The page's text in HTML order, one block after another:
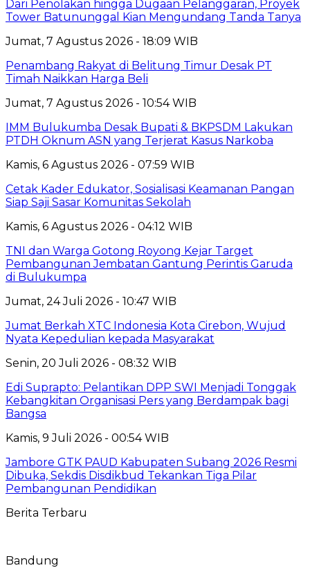
Dari Penolakan hingga Dugaan Pelanggaran, Proyek
Tower Batununggal Kian Mengundang Tanda Tanya
Jumat, 7 Agustus 2026 - 18:09 WIB
Penambang Rakyat di Belitung Timur Desak PT
Timah Naikkan Harga Beli
Jumat, 7 Agustus 2026 - 10:54 WIB
IMM Bulukumba Desak Bupati & BKPSDM Lakukan
PTDH Oknum ASN yang Terjerat Kasus Narkoba
Kamis, 6 Agustus 2026 - 07:59 WIB
Cetak Kader Edukator, Sosialisasi Keamanan Pangan
Siap Saji Sasar Komunitas Sekolah
Kamis, 6 Agustus 2026 - 04:12 WIB
TNI dan Warga Gotong Royong Kejar Target
Pembangunan Jembatan Gantung Perintis Garuda
di Bulukumpa
Jumat, 24 Juli 2026 - 10:47 WIB
Jumat Berkah XTC Indonesia Kota Cirebon, Wujud
Nyata Kepedulian kepada Masyarakat
Senin, 20 Juli 2026 - 08:32 WIB
Edi Suprapto: Pelantikan DPP SWI Menjadi Tonggak
Kebangkitan Organisasi Pers yang Berdampak bagi
Bangsa
Kamis, 9 Juli 2026 - 00:54 WIB
Jambore GTK PAUD Kabupaten Subang 2026 Resmi
Dibuka, Sekdis Disdikbud Tekankan Tiga Pilar
Pembangunan Pendidikan
Berita Terbaru
Bandung